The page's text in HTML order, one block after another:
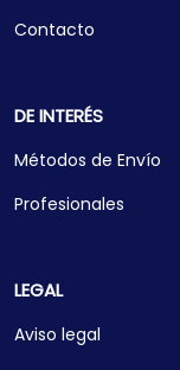
Contacto
DE INTERÉS
Métodos de Envío
Profesionales
LEGAL
Aviso legal